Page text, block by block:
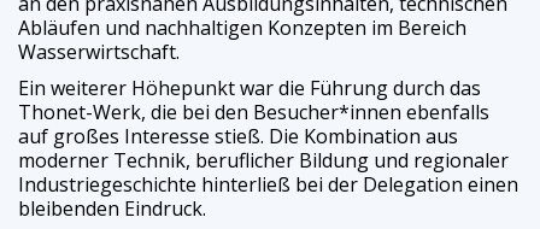
Abläufen und nachhaltigen Konzepten im Bereich
Wasserwirtschaft.
Ein weiterer Höhepunkt war die Führung durch das
Thonet-Werk, die bei den Besucher*innen ebenfalls
auf großes Interesse stieß. Die Kombination aus
moderner Technik, beruflicher Bildung und regionaler
Industriegeschichte hinterließ bei der Delegation einen
bleibenden Eindruck.